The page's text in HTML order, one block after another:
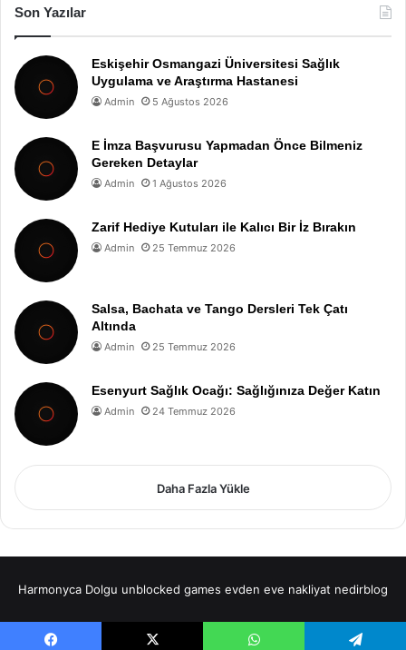
Son Yazılar
Eskişehir Osmangazi Üniversitesi Sağlık
Uygulama ve Araştırma Hastanesi
Admin 5 Ağustos 2026
E İmza Başvurusu Yapmadan Önce Bilmeniz
Gereken Detaylar
Admin 1 Ağustos 2026
Zarif Hediye Kutuları ile Kalıcı Bir İz Bırakın
Admin 25 Temmuz 2026
Salsa, Bachata ve Tango Dersleri Tek Çatı
Altında
Admin 25 Temmuz 2026
Esenyurt Sağlık Ocağı: Sağlığınıza Değer Katın
Admin 24 Temmuz 2026
Daha Fazla Yükle
Harmonyca Dolgu unblocked games evden eve nakliyat nedirblog